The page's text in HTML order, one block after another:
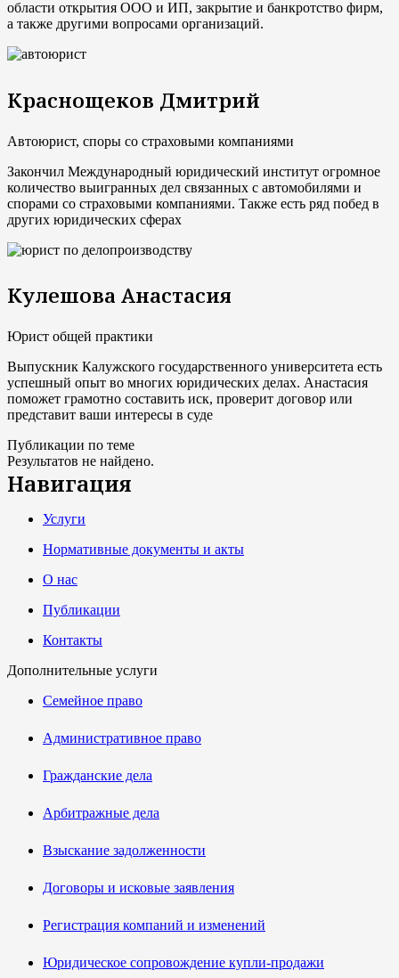
области открытия ООО и ИП, закрытие и банкротство фирм,
а также другими вопросами организаций.
Краснощеков Дмитрий
Автоюрист, споры со страховыми компаниями
Закончил Международный юридический институт огромное
количество выигранных дел связанных с автомобилями и
спорами со страховыми компаниями. Также есть ряд побед в
других юридических сферах
Кулешова Анастасия
Юрист общей практики
Выпускник Калужского государственного университета есть
успешный опыт во многих юридических делах. Анастасия
поможет грамотно составить иск, проверит договор или
представит ваши интересы в суде
Публикации по теме
Результатов не найдено.
Навигация
Услуги
Нормативные документы и акты
О нас
Публикации
Контакты
Дополнительные услуги
Семейное право
Административное право
Гражданские дела
Арбитражные дела
Взыскание задолженности
Договоры и исковые заявления
Регистрация компаний и изменений
Юридическое сопровождение купли-продажи